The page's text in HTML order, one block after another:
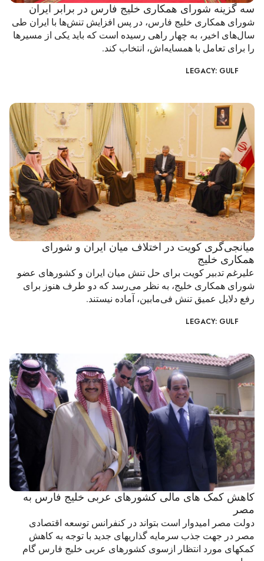
سه گزینه شورای همکاری خلیج فارس در برابر ایران
شورای همکاری خلیج فارس، در پس افزایش تنش‌ها با ایران طی
سال‌های اخیر، به چهار راهی رسیده است که باید یکی از مسیرها
را برای تعامل با همسایه‌اش، انتخاب کند.
LEGACY: GULF
میانجی‌گری کویت در اختلاف میان ایران و شورای
همکاری خلیج
علیرغم تدبیر کویت برای حل تنش میان ایران و کشورهای عضو
شورای همکاری خلیج، به نظر می‌رسد که دو طرف هنوز برای
رفع دلایل عمیق تنش فی‌مابین، آماده نیستند.
LEGACY: GULF
کاهش کمک های مالی کشورهای عربی خلیج فارس به
مصر
دولت مصر امیدوار است بتواند در کنفرانس توسعه اقتصادی
مصر در جهت جذب سرمایه گذاریهای جدید با توجه به کاهش
کمکهای مورد انتظار ازسوی کشورهای عربی خلیج فارس گام